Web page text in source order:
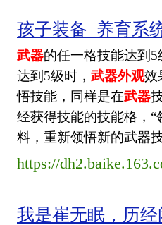
孩子装备_养育系
武器的任一格技能达到
达到5级时， 武器外观效
悟技能，同样是在武器
经获得技能的技能格，“
料，重新领悟新的武器
https://
我是崔无眠，历